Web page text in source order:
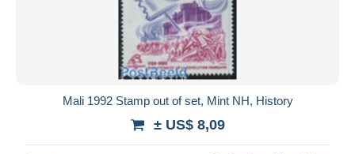
Mali 1992 Stamp out of set, Mint NH, History
± US$ 8,09